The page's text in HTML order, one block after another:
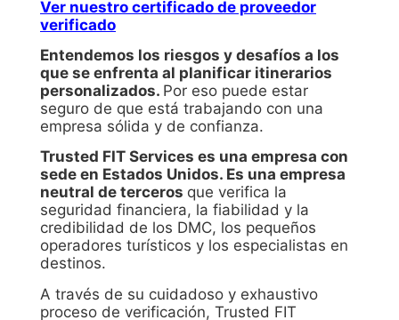
Ver nuestro certificado de proveedor
verificado
Entendemos los riesgos y desafíos a los
que se enfrenta al planificar itinerarios
personalizados. Por eso puede estar
seguro de que está trabajando con una
empresa sólida y de confianza.
Trusted FIT Services es una empresa con
sede en Estados Unidos. Es una empresa
neutral de terceros que verifica la
seguridad financiera, la fiabilidad y la
credibilidad de los DMC, los pequeños
operadores turísticos y los especialistas en
destinos.
A través de su cuidadoso y exhaustivo
proceso de verificación, Trusted FIT